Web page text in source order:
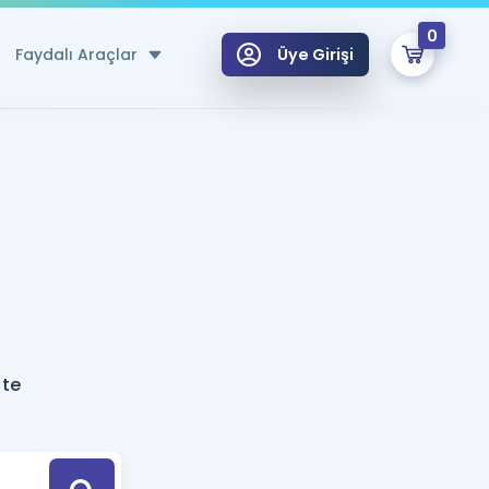
Faydalı Araçlar
Hesaplama Aracı
için Öneriler
Tek Takvimde
Üye Girişi
0